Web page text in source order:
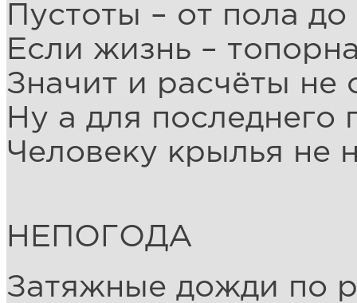
Пустоты – от пола
Если жизнь –
Значит и расчёты не
Ну а для последнего
Человеку крылья не
НЕПОГОДА
Затяжные дожди по